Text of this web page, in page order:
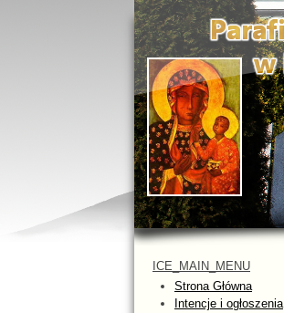
ICE_MAIN_MENU
Strona Główna
Intencje i ogłoszenia